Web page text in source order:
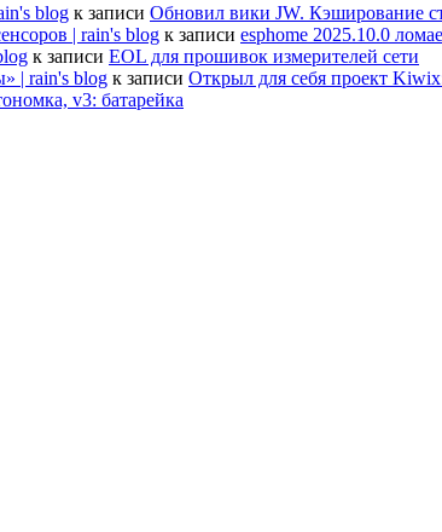
blog к записи Обновил вики JW. Кэширование
| rain's blog к записи esphome 2025.10.0
к записи EOL для прошивок измерителей сети
| rain's blog к записи Открыл для себя проект
v3: батарейка